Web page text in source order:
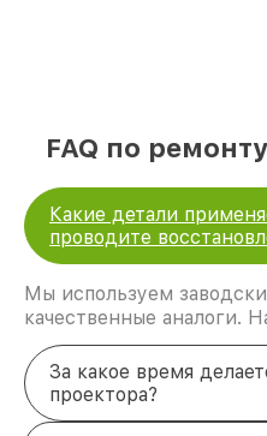
FAQ по
Какие детали
проводите
Мы используем
качественные аналоги.
За какое время
проектора?